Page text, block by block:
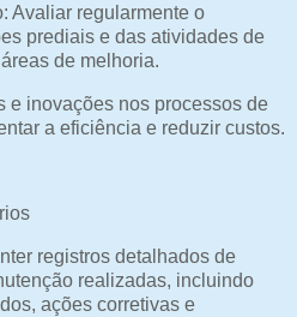
Avaliar regularmente o
prediais e das atividades de
de melhoria.
e inovações nos processos de
a eficiência e reduzir custos.
registros detalhados de
realizadas, incluindo
ações corretivas e